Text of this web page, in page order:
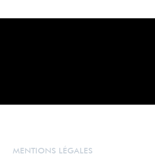
MENTIONS LÉGALES